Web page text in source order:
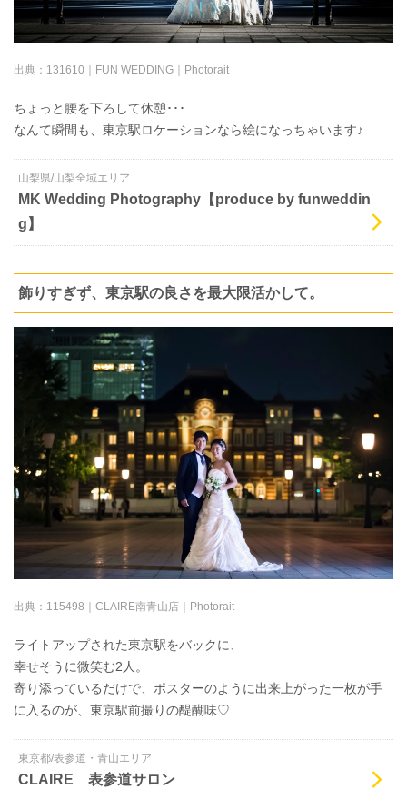
出典： 131610｜FUN WEDDING｜Photorait
ちょっと腰を下ろして休憩･･･
なんて瞬間も、東京駅ロケーションなら絵になっちゃいます♪
山梨県/山梨全域エリア
MK Wedding Photography【produce by funweddin
g】
飾りすぎず、東京駅の良さを最大限活かして。
出典： 115498｜CLAIRE南青山店｜Photorait
ライトアップされた東京駅をバックに、
幸せそうに微笑む2人。
寄り添っているだけで、ポスターのように出来上がった一枚が手
に入るのが、東京駅前撮りの醍醐味♡
東京都/表参道・青山エリア
CLAIRE 表参道サロン